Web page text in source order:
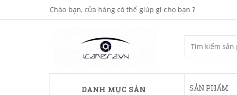
Chào bạn, cửa hàng có thể giúp gì cho bạn ?
DANH MỤC SẢN SẢN PHẨM